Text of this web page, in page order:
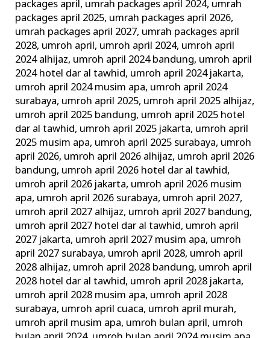
packages april, umrah packages april 2024, umrah
packages april 2025, umrah packages april 2026,
umrah packages april 2027, umrah packages april
2028, umroh april, umroh april 2024, umroh april
2024 alhijaz, umroh april 2024 bandung, umroh april
2024 hotel dar al tawhid, umroh april 2024 jakarta,
umroh april 2024 musim apa, umroh april 2024
surabaya, umroh april 2025, umroh april 2025 alhijaz,
umroh april 2025 bandung, umroh april 2025 hotel
dar al tawhid, umroh april 2025 jakarta, umroh april
2025 musim apa, umroh april 2025 surabaya, umroh
april 2026, umroh april 2026 alhijaz, umroh april 2026
bandung, umroh april 2026 hotel dar al tawhid,
umroh april 2026 jakarta, umroh april 2026 musim
apa, umroh april 2026 surabaya, umroh april 2027,
umroh april 2027 alhijaz, umroh april 2027 bandung,
umroh april 2027 hotel dar al tawhid, umroh april
2027 jakarta, umroh april 2027 musim apa, umroh
april 2027 surabaya, umroh april 2028, umroh april
2028 alhijaz, umroh april 2028 bandung, umroh april
2028 hotel dar al tawhid, umroh april 2028 jakarta,
umroh april 2028 musim apa, umroh april 2028
surabaya, umroh april cuaca, umroh april murah,
umroh april musim apa, umroh bulan april, umroh